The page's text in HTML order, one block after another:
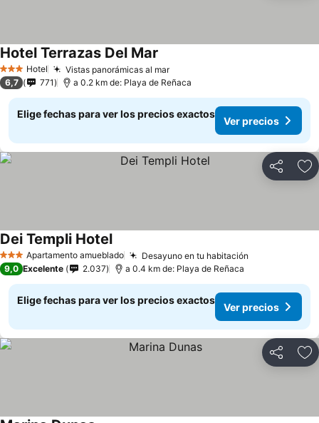
3 Estrellas
Hotel Vistas panorámicas al mar
Hotel Terrazas Del Mar
6,7 771 a 0.2 km de: Playa de Reñaca
Elige fechas para ver los precios exactos
Ver precios
Compartir
3 EstrellasApartamento amueblado Desayuno en tu habitación
Dei Templi Hotel
9,0 Excelente 2.037 a 0.4 km de: Playa de Reñaca
Elige fechas para ver los precios exactos
Ver precios
Compartir